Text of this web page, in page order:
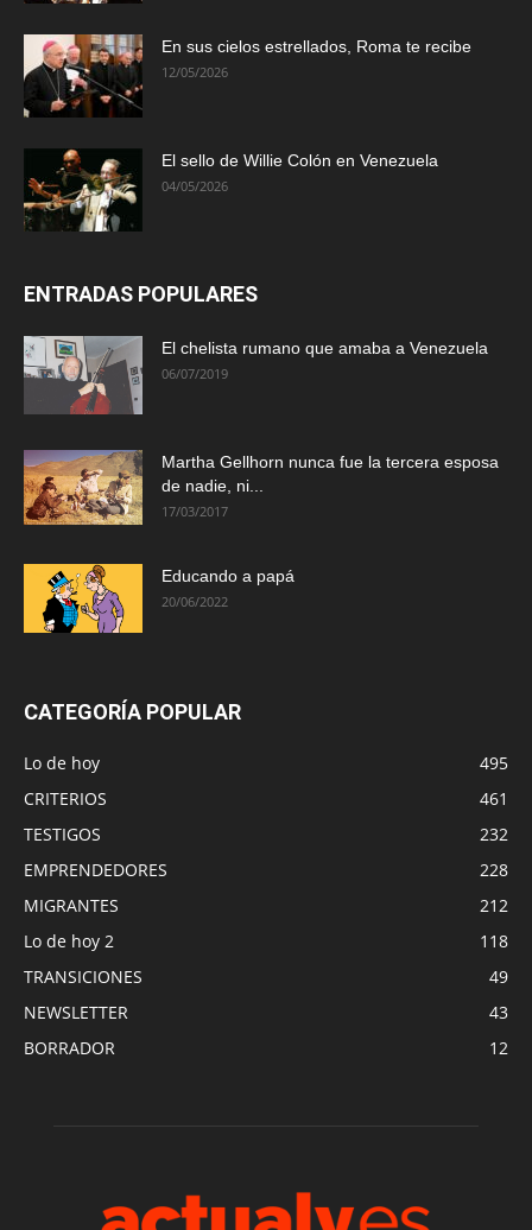
En sus cielos estrellados, Roma te recibe
12/05/2026
El sello de Willie Colón en Venezuela
04/05/2026
ENTRADAS POPULARES
El chelista rumano que amaba a Venezuela
06/07/2019
Martha Gellhorn nunca fue la tercera esposa
de nadie, ni...
17/03/2017
Educando a papá
20/06/2022
CATEGORÍA POPULAR
Lo de hoy
495
CRITERIOS
461
TESTIGOS
232
EMPRENDEDORES
228
MIGRANTES
212
Lo de hoy 2
118
TRANSICIONES
49
NEWSLETTER
43
BORRADOR
12